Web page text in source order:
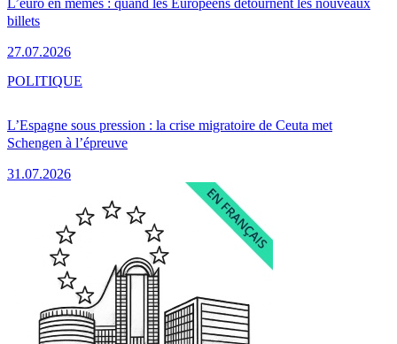
L’euro en mèmes : quand les Européens détournent les nouveaux
billets
27.07.2026
L’Espagne sous pression : la crise migratoire de Ceuta met
Schengen à l’épreuve
31.07.2026
POLITIQUE